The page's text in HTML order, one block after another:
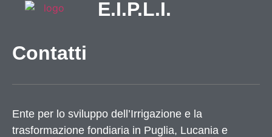
E.I.P.L.I.
Contatti
Ente per lo sviluppo dell’Irrigazione e la
trasformazione fondiaria in Puglia, Lucania e